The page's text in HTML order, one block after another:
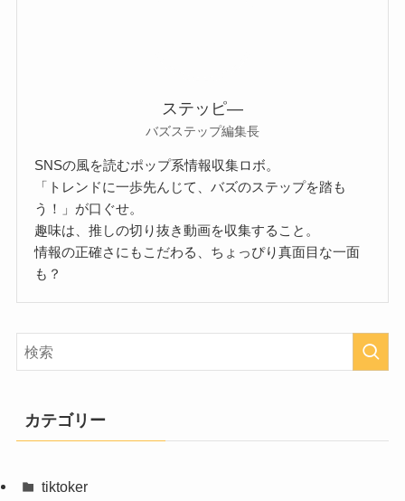
ステッピ―
バズステップ編集長
SNSの風を読むポップ系情報収集ロボ。
「トレンドに一歩先んじて、バズのステップを踏も
う！」が口ぐせ。
趣味は、推しの切り抜き動画を収集すること。
情報の正確さにもこだわる、ちょっぴり真面目な一面
も？
カテゴリー
tiktoker